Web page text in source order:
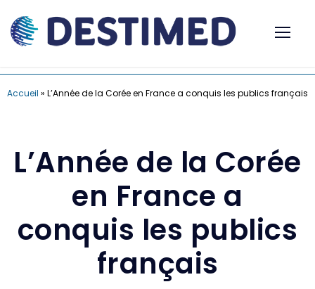
Accueil » L’Année de la Corée en France a conquis les publics français
L’Année de la Corée
en France a
conquis les publics
français